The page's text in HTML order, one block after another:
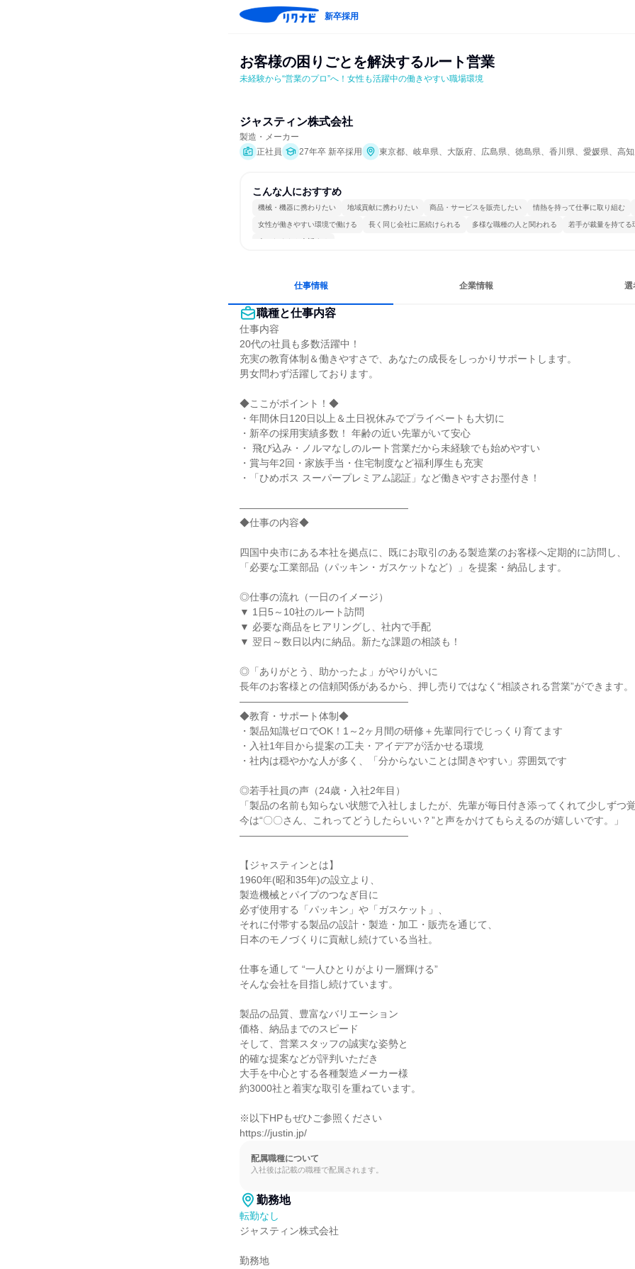
新卒採用
お客様の困りごとを解決するルート営業
未経験から“営業のプロ”へ！女性も活躍中の働きやすい職場環境
ジャスティン株式会社
製造・メーカー
正社員
27年卒 新卒採用 東京都、岐阜県、大阪府、広島県、徳島県、香川県、愛媛県、高
こんな人におすすめ
機械・機器に携わりたい 地域貢献に携わりたい 商品・サービスを販売したい 情熱を持って仕事に取り組む
女性が働きやすい環境で働ける 長く同じ会社に居続けられる 多様な職種の人と関われる 若手が裁量を持てる
人とたくさん会話する
仕事情報 企業情報 選
職種と仕事内容
仕事内容
20代の社員も多数活躍中！
充実の教育体制＆働きやすさで、あなたの成長をしっかりサポートします。
男女問わず活躍しております。
◆ここがポイント！◆
・年間休日120日以上＆土日祝休みでプライベートも大切に
・新卒の採用実績多数！ 年齢の近い先輩がいて安心
・ 飛び込み・ノルマなしのルート営業だから未経験でも始めやすい
・賞与年2回・家族手当・住宅制度など福利厚生も充実
・「ひめボス スーパープレミアム認証」など働きやすさお墨付き！
―――――――――――――――――
◆仕事の内容◆
四国中央市にある本社を拠点に、既にお取引のある製造業のお客様へ定期的に訪問し、
「必要な工業部品（パッキン・ガスケットなど）」を提案・納品します。
◎仕事の流れ（一日のイメージ）
▼ 1日5～10社のルート訪問
▼ 必要な商品をヒアリングし、社内で手配
▼ 翌日～数日以内に納品。新たな課題の相談も！
◎「ありがとう、助かったよ」がやりがいに
長年のお客様との信頼関係があるから、押し売りではなく“相談される営業”ができます。
―――――――――――――――――
◆教育・サポート体制◆
・製品知識ゼロでOK！1～2ヶ月間の研修＋先輩同行でじっくり育てます
・入社1年目から提案の工夫・アイデアが活かせる環境
・社内は穏やかな人が多く、「分からないことは聞きやすい」雰囲気です
◎若手社員の声（24歳・入社2年目）
「製品の名前も知らない状態で入社しましたが、先輩が毎日付き添ってくれて少しずつ
今は“〇〇さん、これってどうしたらいい？”と声をかけてもらえるのが嬉しいです。」
―――――――――――――――――
【ジャスティンとは】
1960年(昭和35年)の設立より、
製造機械とパイプのつなぎ目に
必ず使用する「パッキン」や「ガスケット」、
それに付帯する製品の設計・製造・加工・販売を通じて、
日本のモノづくりに貢献し続けている当社。
仕事を通して “一人ひとりがより一層輝ける”
そんな会社を目指し続けています。
製品の品質、豊富なバリエーション
価格、納品までのスピード
そして、営業スタッフの誠実な姿勢と
的確な提案などが評判いただき
大手を中心とする各種製造メーカー様
約3000社と着実な取引を重ねています。
※以下HPもぜひご参照ください
https://justin.jp/
配属職種について
入社後は記載の職種で配属されます。
勤務地
転勤なし
ジャスティン株式会社
勤務地